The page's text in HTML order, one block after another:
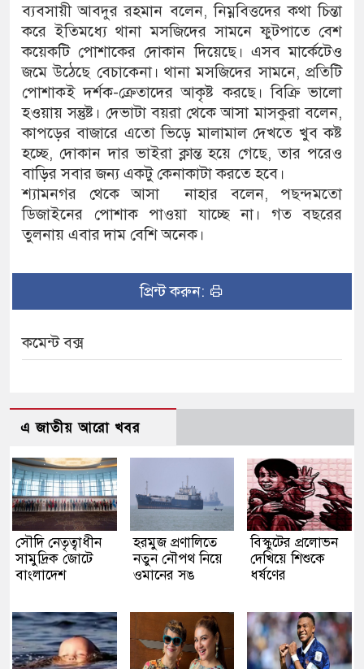
ব্যবসায়ী আবদুর রহমান বলেন, নিম্নবিত্তদের কথা চিন্তা
করে ইতিমধ্যে থানা মসজিদের সামনে ফুটপাতে বেশ
কয়েকটি পোশাকের দোকান দিয়েছে। এসব মার্কেটেও
জমে উঠেছে বেচাকেনা। থানা মসজিদের সামনে, প্রতিটি
পোশাকই দর্শক-ক্রেতাদের আকৃষ্ট করছে। বিক্রি ভালো
হওয়ায় সন্তুষ্ট। দেভাটা বয়রা থেকে আসা মাসকুরা বলেন,
কাপড়ের বাজারে এতো ভিড়ে মালামাল দেখতে খুব কষ্ট
হচ্ছে, দোকান দার ভাইরা ক্লান্ত হয়ে গেছে, তার পরেও
বাড়ির সবার জন্য একটু কেনাকাটা করতে হবে।
শ্যামনগর থেকে আসা নাহার বলেন, পছন্দমতো
ডিজাইনের পোশাক পাওয়া যাচ্ছে না। গত বছরের
তুলনায় এবার দাম বেশি অনেক।
প্রিন্ট করুন:
কমেন্ট বক্স
এ জাতীয় আরো খবর
সৌদি নেতৃত্বাধীন
সামুদ্রিক জোটে
বাংলাদেশ
হরমুজ প্রণালিতে
নতুন নৌপথ নিয়ে
ওমানের সঙ
বিস্কুটের প্রলোভন
দেখিয়ে শিশুকে
ধর্ষণের